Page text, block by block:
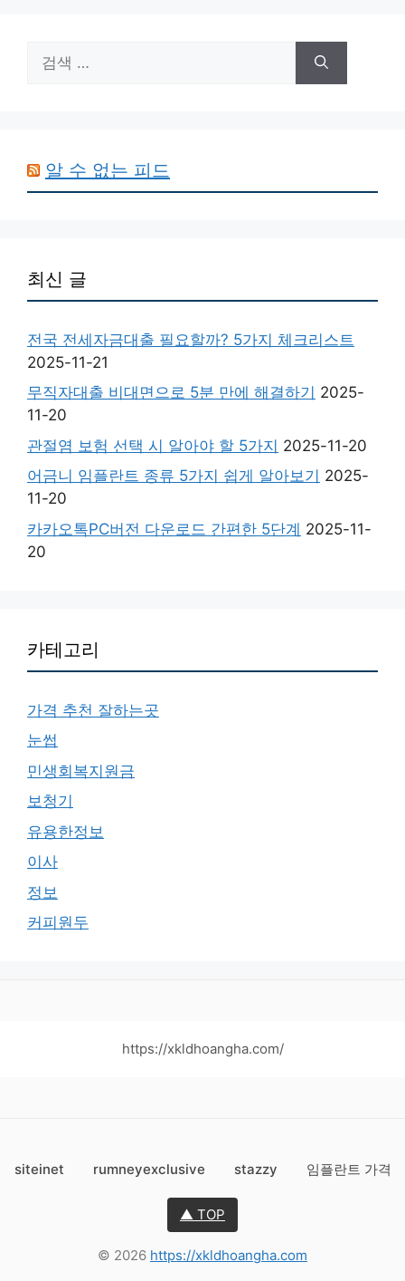
색:
알 수 없는 피드
최신 글
전국 전세자금대출 필요할까? 5가지 체크리스트
2025-11-21
무직자대출 비대면으로 5분 만에 해결하기 2025-
11-20
관절염 보험 선택 시 알아야 할 5가지 2025-11-20
어금니 임플란트 종류 5가지 쉽게 알아보기 2025-
11-20
카카오톡PC버전 다운로드 간편한 5단계 2025-11-
20
카테고리
가격 추천 잘하는곳
눈썹
민생회복지원금
보청기
유용한정보
이사
정보
커피원두
https://xkldhoangha.com/
siteinet rumneyexclusive stazzy 임플란트 가격
▲ TOP
© 2026 https://xkldhoangha.com